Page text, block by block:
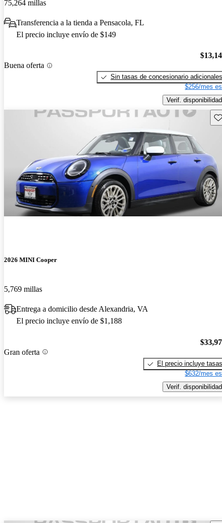
75,264 millas
Transferencia a la tienda a Pensacola, FL
El precio incluye envío de $149
Buena oferta
Sin tasas de concesionario adicionales
$256/mes
Verif. disponibilidad
2026 MINI Cooper
5,769 millas
Entrega a domicilio desde Alexandria, VA
El precio incluye envío de $1,188
Gran oferta
El precio incluye tasas
$632/mes
Verif. disponibilidad